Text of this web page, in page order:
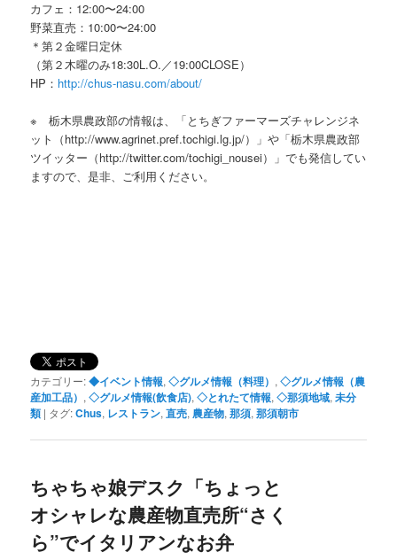
カフェ：12:00〜24:00
野菜直売：10:00〜24:00
＊第２金曜日定休
（第２木曜のみ18:30L.O.／19:00CLOSE）
HP： http://chus-nasu.com/about/
※ 栃木県農政部の情報は、「とちぎファーマーズチャレンジネ
ット（http://www.agrinet.pref.tochigi.lg.jp/）」や「栃木県農政部
ツイッター（http://twitter.com/tochigi_nousei）」でも発信してい
ますので、是非、ご利用ください。
カテゴリー:◆イベント情報,◇グルメ情報（料理） ,◇グルメ情報（農
産加工品） ,◇グルメ情報(飲食店),◇とれたて情報,◇那須地域,未分
類 | タグ:Chus, レストラン,直売, 農産物,那須,那須朝市
ちゃちゃ娘デスク「ちょっと
オシャレな農産物直売所“さく
ら”でイタリアンなお弁